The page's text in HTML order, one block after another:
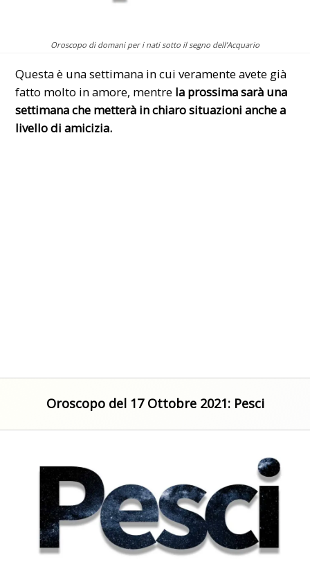
Oroscopo di domani per i nati sotto il segno dell’Acquario
Questa è una settimana in cui veramente avete già
fatto molto in amore, mentre la prossima sarà una
settimana che metterà in chiaro situazioni anche a
livello di amicizia.
Oroscopo del 17 Ottobre 2021: Pesci